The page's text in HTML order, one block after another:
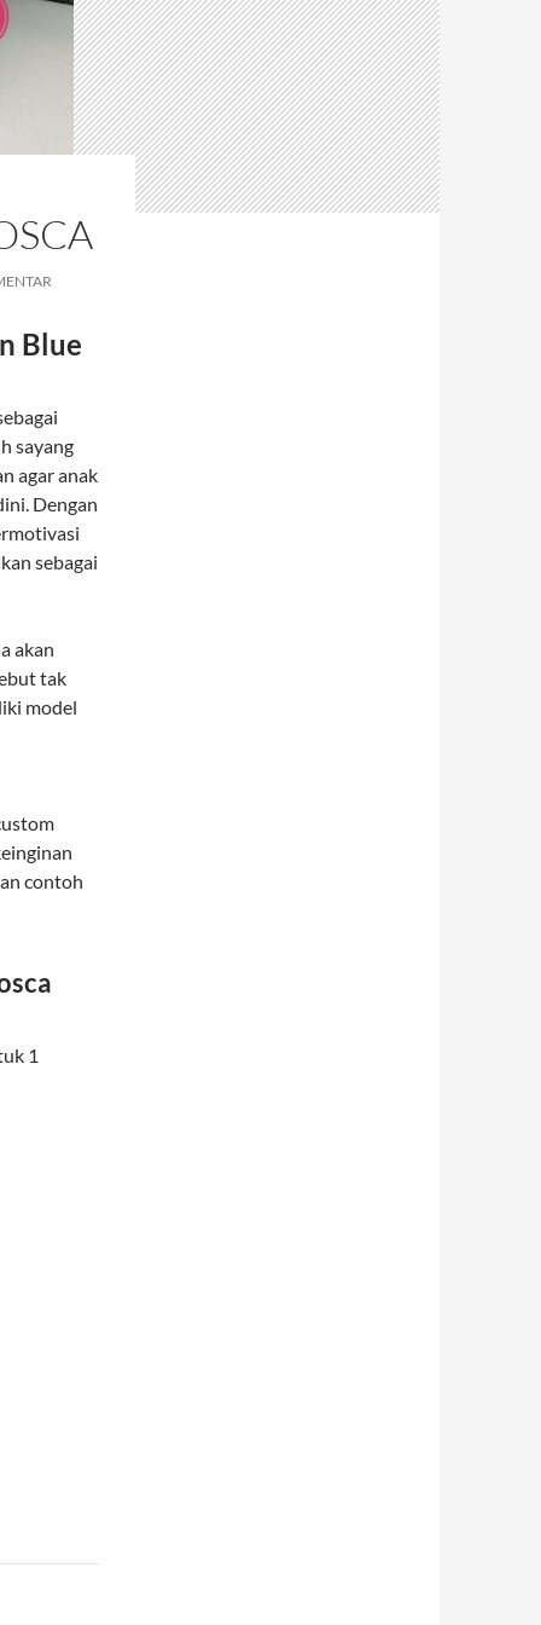
Blue
sayang
agar anak
Dengan
sebagai
akan
tak
model
contoh
1